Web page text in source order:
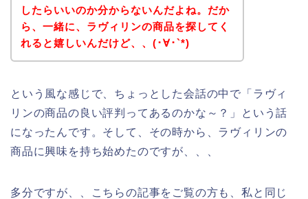
したらいいのか分からないんだよね。だか
ら、一緒に、ラヴィリンの商品を探してく
れると嬉しいんだけど、、(･∀･`*)
という風な感じで、ちょっとした会話の中で「ラヴィ
リンの商品の良い評判ってあるのかな～？」という話
になったんです。そして、その時から、ラヴィリンの
商品に興味を持ち始めたのですが、、、
多分ですが、、こちらの記事をご覧の方も、私と同じ